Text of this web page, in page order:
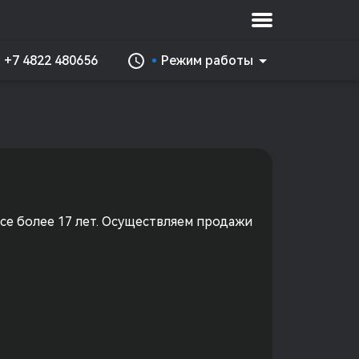
+7 4822 480656 Режим работы
более 17 лет. Осуществляем продажи